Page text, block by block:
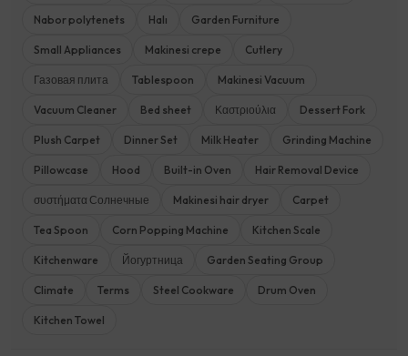
Nabor polytenets Halı Garden Furniture
Small Appliances Makinesi crepe Cutlery
Газовая плита Tablespoon Makinesi Vacuum
Vacuum Cleaner Bed sheet Καστριούλια Dessert Fork
Plush Carpet Dinner Set Milk Heater Grinding Machine
Pillowcase Hood Built-in Oven Hair Removal Device
συστήματα Солнечные Makinesi hair dryer Carpet
Tea Spoon Corn Popping Machine Kitchen Scale
Kitchenware Йогуртница Garden Seating Group
Climate Terms Steel Cookware Drum Oven
Kitchen Towel